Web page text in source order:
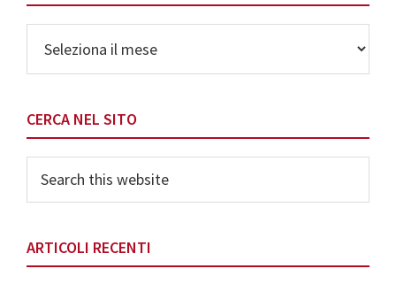
CERCA NEL SITO
this
ARTICOLI RECENTI